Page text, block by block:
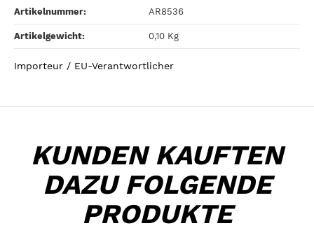
Artikelnummer: AR8536
Artikelgewicht‍: 0,10 Kg
Importeur / EU-Verantwortlicher
KUNDEN KAUFTEN
DAZU FOLGENDE
PRODUKTE